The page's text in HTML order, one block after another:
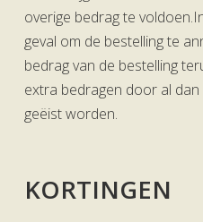
overige bedrag te
geval om de bestelling te
bedrag van de bestelling
extra bedragen door al
geëist worden.
KORTINGEN